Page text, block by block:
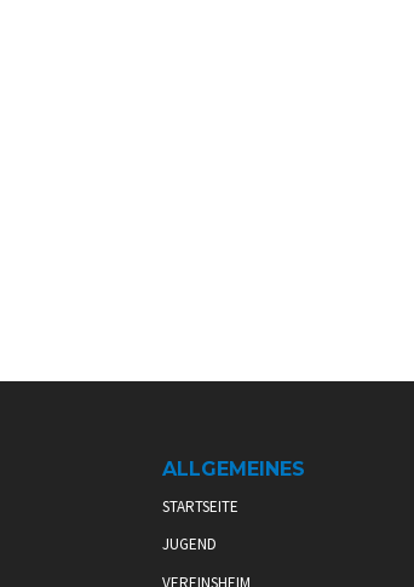
ALLGEMEINES
STARTSEITE
JUGEND
VEREINSHEIM